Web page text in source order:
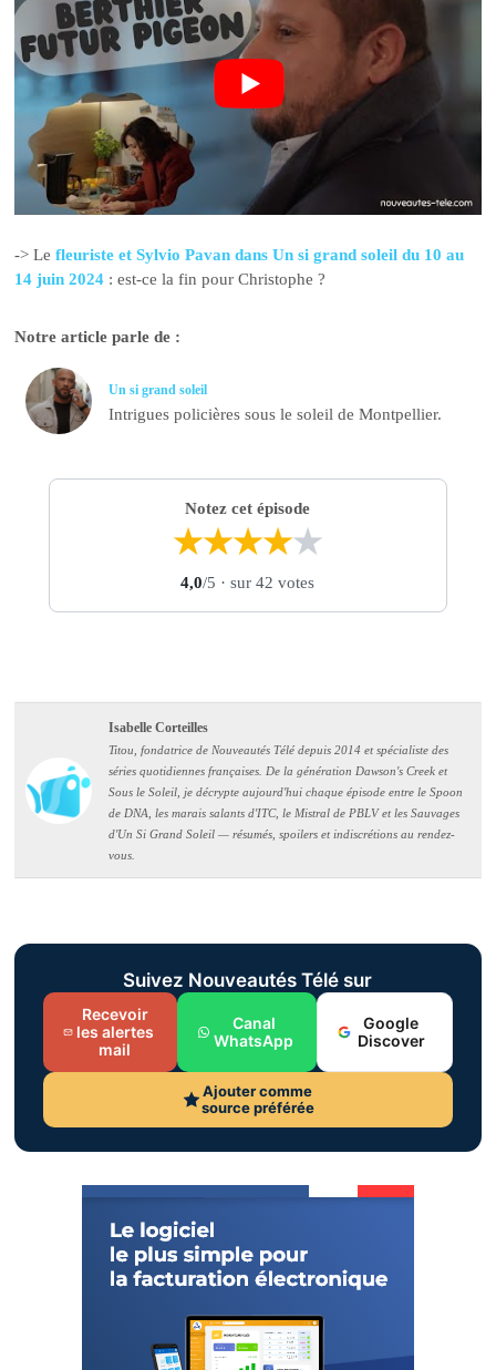
-> Lefleuriste et Sylvio Pavan dans Un si grand soleil du 10 au
14 juin 2024 : est-ce la fin pour Christophe ?
Notre article parle de :
Un si grand soleil
Intrigues policières sous le soleil de Montpellier.
Notez cet épisode
★★★★★
4,0/5 · sur 42 votes
Isabelle Corteilles
Titou, fondatrice de Nouveautés Télé depuis 2014 et spécialiste des
séries quotidiennes françaises. De la génération Dawson's Creek et
Sous le Soleil, je décrypte aujourd'hui chaque épisode entre le Spoon
de DNA, les marais salants d'ITC, le Mistral de PBLV et les Sauvages
d'Un Si Grand Soleil — résumés, spoilers et indiscrétions au rendez-
vous.
Suivez Nouveautés Télé sur
Recevoir
les alertes
mail
Canal
WhatsApp
Google
Discover
Ajouter comme
source préférée